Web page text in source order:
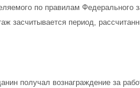
по правилам Федерального
период,
получал вознаграждение за